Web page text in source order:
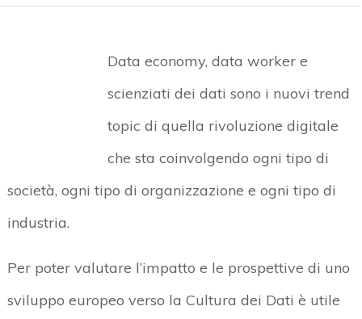
Data economy, data worker e
scienziati dei dati sono i nuovi trend
topic di quella rivoluzione digitale
che sta coinvolgendo ogni tipo di
società, ogni tipo di organizzazione e ogni tipo di
industria.
Per poter valutare l’impatto e le prospettive di uno
sviluppo europeo verso la Cultura dei Dati è utile